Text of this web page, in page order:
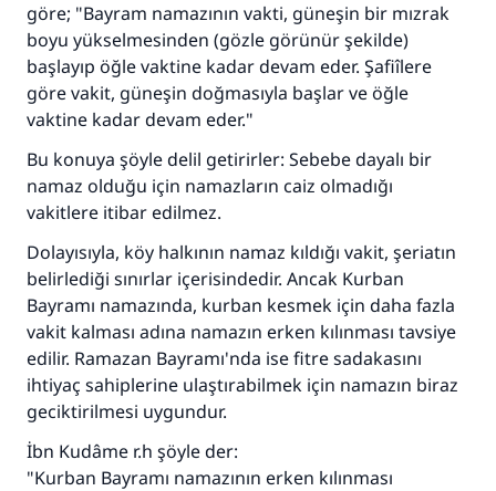
göre; "Bayram namazının vakti, güneşin bir mızrak
boyu yükselmesinden (gözle görünür şekilde)
başlayıp öğle vaktine kadar devam eder. Şafiîlere
göre vakit, güneşin doğmasıyla başlar ve öğle
vaktine kadar devam eder."
Bu konuya şöyle delil getirirler: Sebebe dayalı bir
namaz olduğu için namazların caiz olmadığı
vakitlere itibar edilmez.
Dolayısıyla, köy halkının namaz kıldığı vakit, şeriatın
belirlediği sınırlar içerisindedir. Ancak Kurban
Bayramı namazında, kurban kesmek için daha fazla
vakit kalması adına namazın erken kılınması tavsiye
edilir. Ramazan Bayramı'nda ise fitre sadakasını
ihtiyaç sahiplerine ulaştırabilmek için namazın biraz
geciktirilmesi uygundur.
İbn Kudâme r.h şöyle der:
"Kurban Bayramı namazının erken kılınması
Şimdi katkı yapın!